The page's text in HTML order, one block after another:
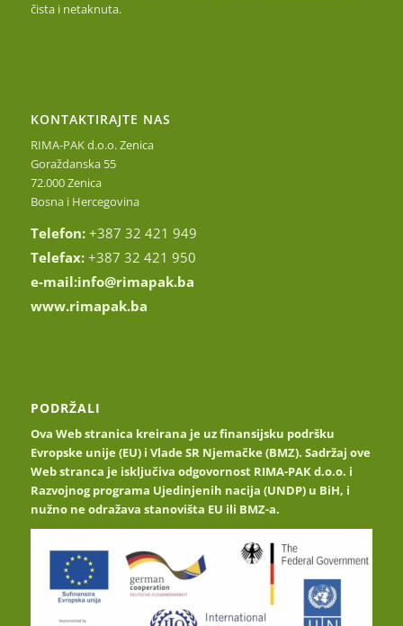
čista i netaknuta.
KONTAKTIRAJTE NAS
RIMA-PAK d.o.o. Zenica
Goraždanska 55
72.000 Zenica
Bosna i Hercegovina
Telefon: +387 32 421 949
Telefax: +387 32 421 950
e-mail:info@rimapak.ba
www.rimapak.ba
PODRŽALI
Ova Web stranica kreirana je uz finansijsku podršku
Evropske unije (EU) i Vlade SR Njemačke (BMZ). Sadržaj ove
Web stranca je isključiva odgovornost RIMA-PAK d.o.o. i
Razvojnog programa Ujedinjenih nacija (UNDP) u BiH, i
nužno ne odražava stanovišta EU ili BMZ-a.